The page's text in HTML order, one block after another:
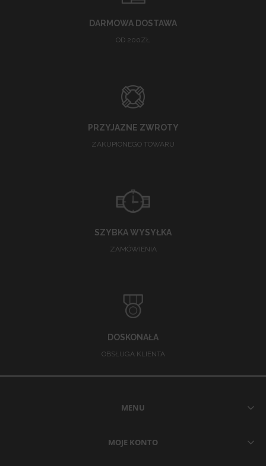
DARMOWA DOSTAWA
OD 200ZŁ
PRZYJAZNE ZWROTY
ZAKUPIONEGO TOWARU
SZYBKA WYSYŁKA
ZAMÓWIENIA
DOSKONAŁA
OBSŁUGA KLIENTA
MENU
MOJE KONTO